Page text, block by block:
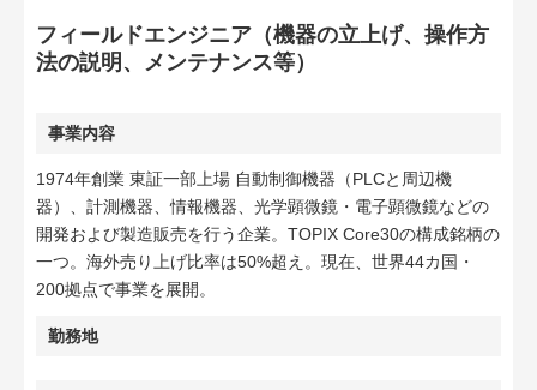
フィールドエンジニア（機器の立上げ、操作方
法の説明、メンテナンス等）
事業内容
1974年創業 東証一部上場 自動制御機器（PLCと周辺機
器）、計測機器、情報機器、光学顕微鏡・電子顕微鏡などの
開発および製造販売を行う企業。TOPIX Core30の構成銘柄の
一つ。海外売り上げ比率は50%超え。現在、世界44カ国・
200拠点で事業を展開。
勤務地